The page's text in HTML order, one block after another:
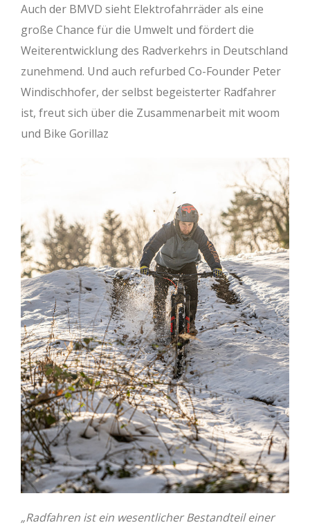
Auch der BMVD sieht Elektrofahrräder als eine
große Chance für die Umwelt und fördert die
Weiterentwicklung des Radverkehrs in Deutschland
zunehmend. Und auch refurbed Co-Founder Peter
Windischhofer, der selbst begeisterter Radfahrer
ist, freut sich über die Zusammenarbeit mit woom
und Bike Gorillaz
„Radfahren ist ein wesentlicher Bestandteil einer